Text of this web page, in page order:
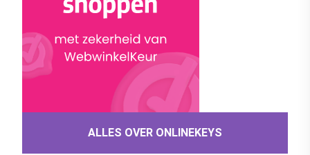
ALLES OVER ONLINEKEYS